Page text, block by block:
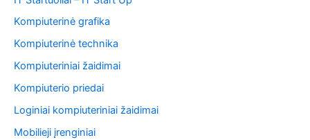
Kompiuterinė grafika
Kompiuterinė technika
Kompiuteriniai žaidimai
Kompiuterio priedai
Loginiai kompiuteriniai žaidimai
Mobilieji įrenginiai